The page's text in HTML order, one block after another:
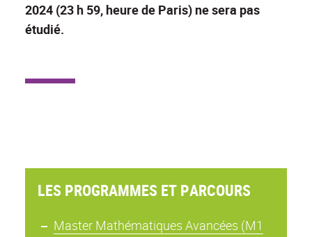
2024 (23 h 59, heure de Paris) ne sera pas
étudié.
LES PROGRAMMES ET PARCOURS
Master Mathématiques Avancées (M1